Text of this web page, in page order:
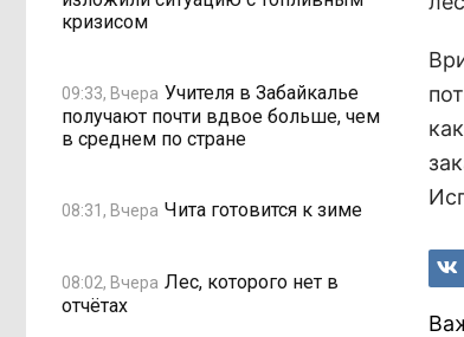
кризисом
09:33, Вчера Учителя в Забайкалье
получают почти вдвое больше, чем
в среднем по стране
08:31, Вчера Чита готовится к зиме
08:02, Вчера Лес, которого нет в
отчётах